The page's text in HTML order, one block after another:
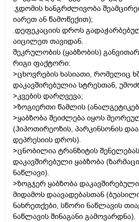
.ჯდომის ხანგრძლივობა
იარეთ ან წამოწექით);
.დეფეკაციის დროს
აიცილეთ თავიდან.
შეკრულობის (ყაბზობის)
რიგი ფაქტორი:
>ცხოვრების ხასიათი, რომელიც
დაკავშირებულია სტრესთან,
>კვების დარღვევა;
>ზოგიერთი წამლის
>ყაბზობა შეიძლება იყოს
(ჰიპოთირეოზის, პარკინსონის
დეპრესიის დროს).
>ცნობილია ტრანზიტის
დაკავშირებული ყაბზობა
ნაწლავი).
>ზოგჯერ ყაბზობა
მიდამოს დაავადებასთან
ნახრეთქები, სწორი ნაწლავის
ნაწლავის შინაგანი გამოვარდნა).